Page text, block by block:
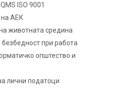
ISO 9001
на AЕК
животната средина
безбедност при работа
општество и
лични податоци